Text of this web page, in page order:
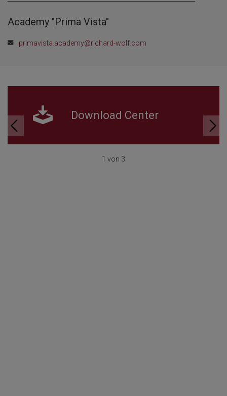
Academy "Prima Vista"
primavista.academy@richard-wolf.com
Download Center
1 von 3